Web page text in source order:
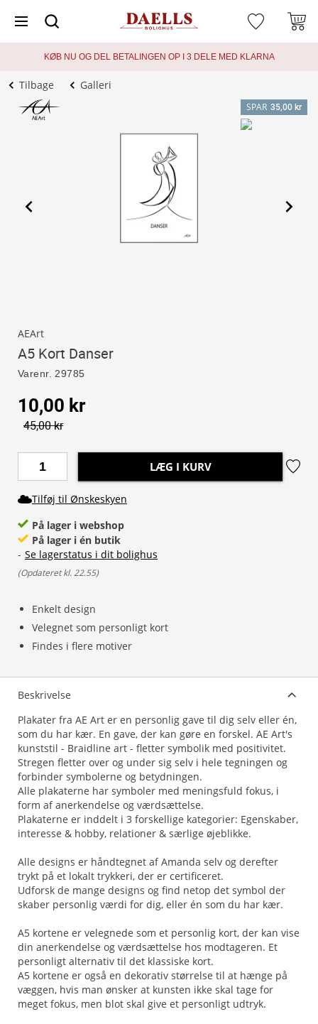
KØB NU OG DEL BETALINGEN OP I 3 DELE MED KLARNA
Tilbage Galleri
SPAR 35,00 kr
AEArt
A5 Kort Danser
Varenr. 29785
Enkelt design
Velegnet som personligt kort
Findes i flere motiver
10,00 kr
45,00 kr
LÆG I KURV
Tilføj til Ønskeskyen
På lager i webshop
På lager i én butik
- Se lagerstatus i dit bolighus
(Opdateret kl. 22.55)
Beskrivelse
Plakater fra AE Art er en personlig gave til dig selv eller én,
som du har kær. En gave, der kan gøre en forskel. AE Art's
kunststil - Braidline art - fletter symbolik med positivitet.
Stregen fletter over og under sig selv i hele tegningen og
forbinder symbolerne og betydningen.
Alle plakaterne har symboler med meningsfuld fokus, i
form af anerkendelse og værdsættelse.
Plakaterne er inddelt i 3 forskellige kategorier: Egenskaber,
interesse & hobby, relationer & særlige øjeblikke.
Alle designs er håndtegnet af Amanda selv og derefter
trykt på et lokalt trykkeri, der er certificeret.
Udforsk de mange designs og find netop det symbol der
skaber personlig værdi for dig, eller én som du har kær.
A5 kortene er velegnede som et personlig kort, der kan vise
din anerkendelse og værdsættelse hos modtageren. Et
personligt alternativ til det klassiske kort.
A5 kortene er også en dekorativ størrelse til at hænge på
væggen, hvis man ønsker at kunsten ikke skal tage for
meget fokus, men blot skal give et personligt udtryk.